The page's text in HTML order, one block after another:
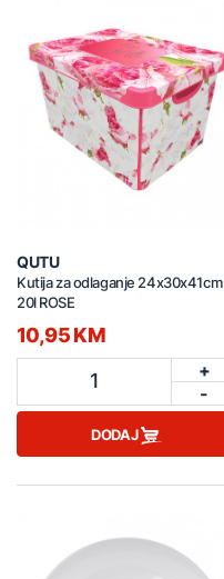
QUTU
Kutija za odlaganje 24x30x41cm
20l ROSE
10,95 KM
1
+
-
DODAJ